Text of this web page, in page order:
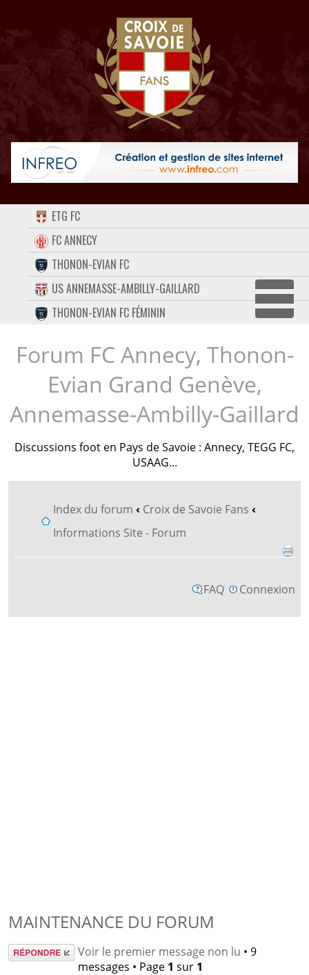
ACCUEIL
FORUM
CONTACT
FACEBOOK
TWITTER
INSTAGRAM
ETG FC
FC ANNECY
THONON-EVIAN FC
US ANNEMASSE-AMBILLY-GAILLARD
THONON-EVIAN FC FÉMININ
Forum FC Annecy, Thonon-
Evian Grand Genève,
Annemasse-Ambilly-Gaillard
Discussions foot en Pays de Savoie : Annecy, TEGG FC,
USAAG...
Index du forum ‹ Croix de Savoie Fans ‹
Informations Site - Forum
FAQ Connexion
MAINTENANCE DU FORUM
Répondre Voir le premier message non lu • 9
messages • Page 1 sur 1